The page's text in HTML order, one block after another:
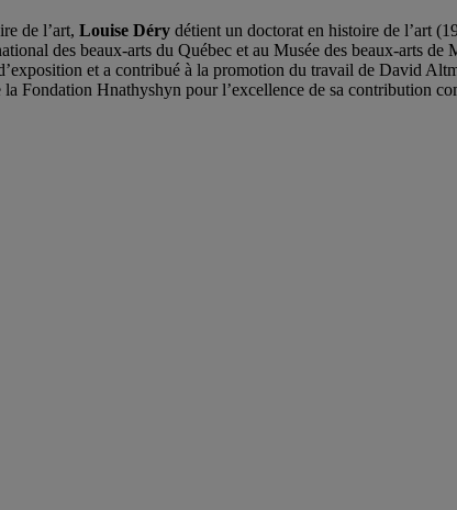
de l’art, Louise Déry détient un doctorat en histoire de l’art
des beaux-arts du Québec et au Musée des beaux-arts
et a contribué à la promotion du travail de David
Fondation Hnathyshyn pour l’excellence de sa contribution